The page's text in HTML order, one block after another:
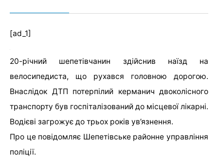
[ad_1]
20-річний шепетівчанин здійснив наїзд на
велосипедиста, що рухався головною дорогою.
Внаслідок ДТП потерпілий керманич двоколісного
транспорту був госпіталізований до місцевої лікарні.
Водієві загрожує до трьох років ув’язнення.
Про це повідомляє Шепетівське районне управління
поліції.